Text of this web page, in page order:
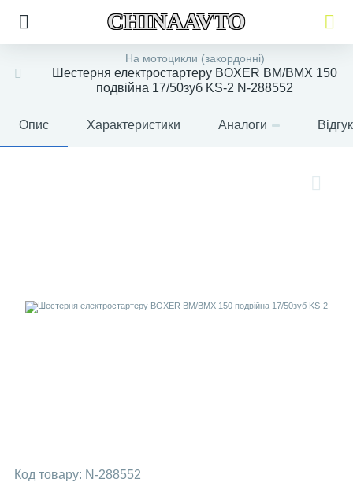
CHINAAVTO
На мотоцикли (закордонні)
Шестерня електростартеру BOXER BM/ВМX 150
подвійна 17/50зуб KS-2 N-288552
Опис Характеристики Аналоги
Код товару: N-288552